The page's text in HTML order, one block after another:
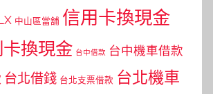
中山區當舖 信用卡換現金
卡換現金 台中借款 台中機車借款
台北借錢 台北支票借款 台北機車